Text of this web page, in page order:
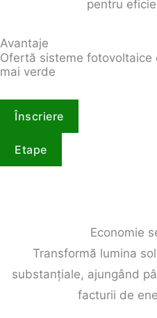
pentru
Avantaje
Ofertă sisteme fotovoltaice
mai verde
Înscriere
Etape
Economie
Transformă lumina
substanțiale, ajungând
facturii de